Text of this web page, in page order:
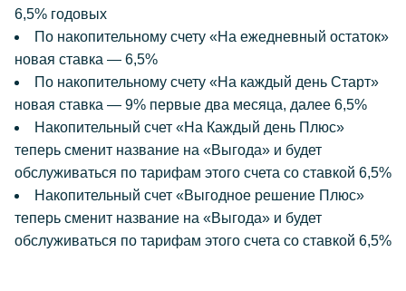
6,5% годовых
По накопительному счету «На ежедневный остаток»
новая ставка — 6,5%
По накопительному счету «На каждый день Старт»
новая ставка — 9% первые два месяца, далее 6,5%
Накопительный счет «На Каждый день Плюс»
теперь сменит название на «Выгода» и будет
обслуживаться по тарифам этого счета со ставкой 6,5%
Накопительный счет «Выгодное решение Плюс»
теперь сменит название на «Выгода» и будет
обслуживаться по тарифам этого счета со ставкой 6,5%